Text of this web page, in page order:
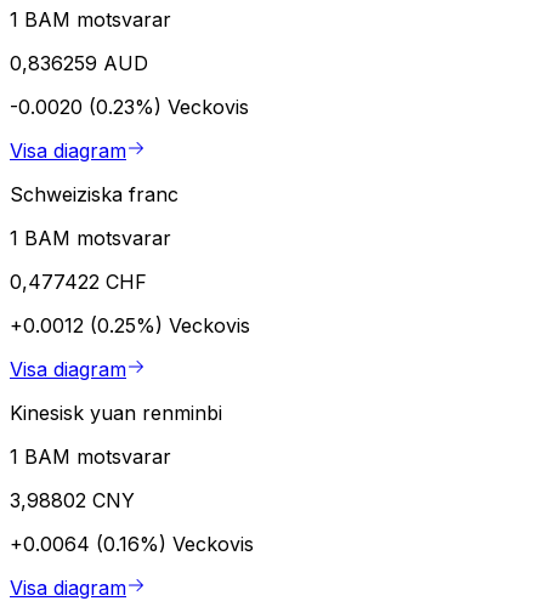
1 BAM motsvarar
0,836259 AUD
-0.0020 (0.23%) Veckovis
Visa diagram
Schweiziska franc
1 BAM motsvarar
0,477422 CHF
+0.0012 (0.25%) Veckovis
Visa diagram
Kinesisk yuan renminbi
1 BAM motsvarar
3,98802 CNY
+0.0064 (0.16%) Veckovis
Visa diagram